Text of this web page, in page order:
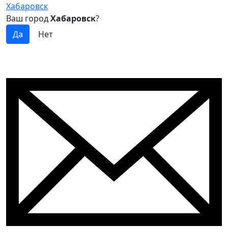
Хабаровск
Ваш городХабаровск?